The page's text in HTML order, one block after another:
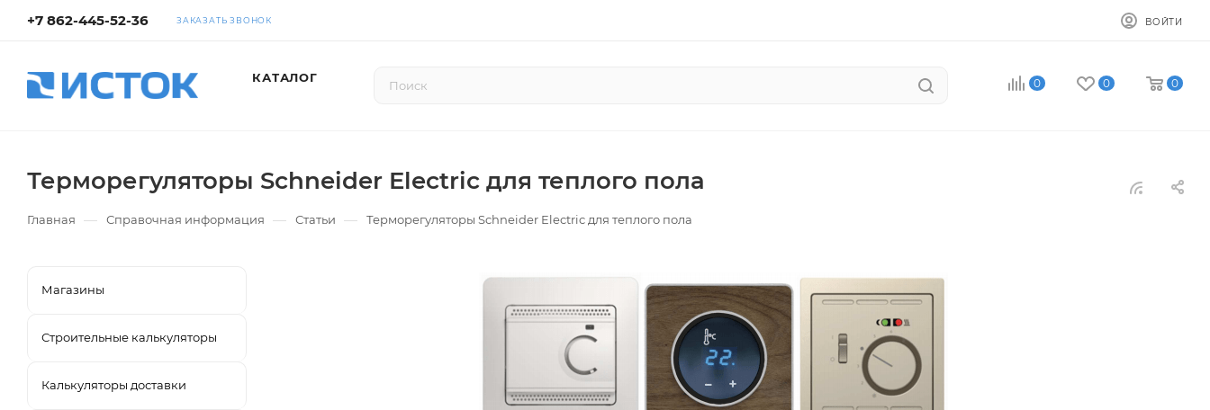
+7 862-445-52-36 ЗАКАЗАТЬ ЗВОНОК ВОЙТИ
КАТАЛОГ 0 0 0
Терморегуляторы Schneider Electric для теплого пола
Главная — Справочная информация — Статьи — Терморегуляторы Schneider Electric для теплого пола
Магазины
Строительные калькуляторы
Калькуляторы доставки